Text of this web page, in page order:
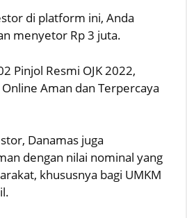
di platform ini, Anda
menyetor Rp 3 juta.
Pinjol Resmi OJK 2022,
Aman dan Terpercaya
Danamas juga
dengan nilai nominal yang
khususnya bagi UMKM